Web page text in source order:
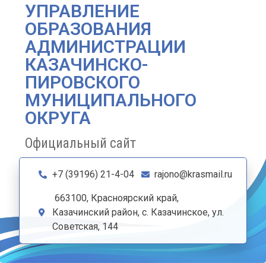
УПРАВЛЕНИЕ
ОБРАЗОВАНИЯ
АДМИНИСТРАЦИИ
КАЗАЧИНСКО-
ПИРОВСКОГО
МУНИЦИПАЛЬНОГО
ОКРУГА
Официальный сайт
+7 (39196) 21-4-04 rajono@krasmail.ru
663100, Красноярский край,
Казачинский район, с. Казачинское, ул.
Советская, 144